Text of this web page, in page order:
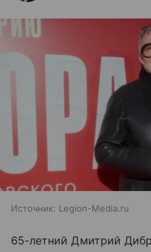
Источник: Legion-Media.ru
65-летний Дмитрий